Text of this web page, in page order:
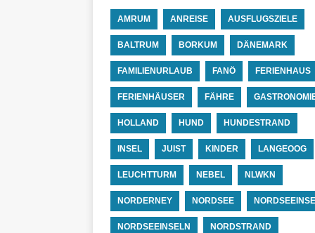
AMRUM ANREISE AUSFLUGSZIELE
BALTRUM BORKUM DÄNEMARK
FAMILIENURLAUB FANÖ FERIENHAUS
FERIENHÄUSER FÄHRE
HOLLAND HUND HUNDESTRAND
INSEL JUIST KINDER LANGEOOG
LEUCHTTURM NEBEL NLWKN
NORDERNEY NORDSEE
NORDSEEINSELN NORDSTRAND